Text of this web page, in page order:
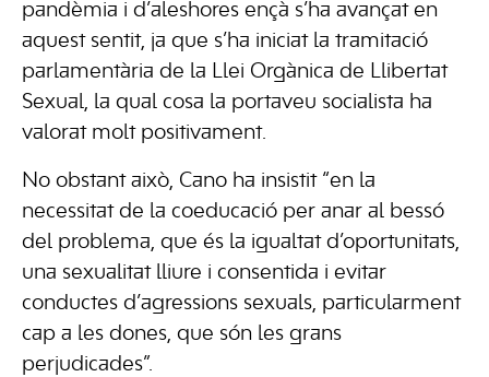
pandèmia i d’aleshores ençà s’ha avançat en
aquest sentit, ja que s’ha iniciat la tramitació
parlamentària de la Llei Orgànica de Llibertat
Sexual, la qual cosa la portaveu socialista ha
valorat molt positivament.
No obstant això, Cano ha insistit “en la
necessitat de la coeducació per anar al bessó
del problema, que és la igualtat d’oportunitats,
una sexualitat lliure i consentida i evitar
conductes d’agressions sexuals, particularment
cap a les dones, que són les grans
perjudicades”.